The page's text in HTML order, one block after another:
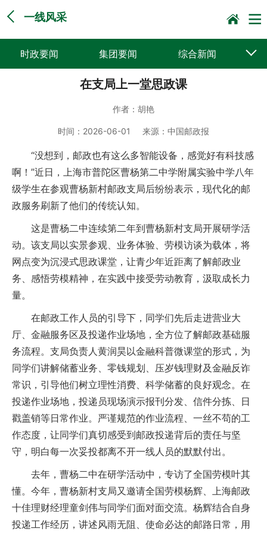
一线风采
时政要闻 集团要闻 综合新闻
党建动态 普遍服务
企业文化
在支局上一堂思政课
作者： 胡艳
时间： 2026-06-01 来源： 中国邮政报
“没想到，邮政也有这么多智能设备，感觉好有科技感
啊！”近日，上海市普陀区曹杨第二中学附属实验中学八年
级学生在参观曹杨新村邮政支局后纷纷表示，现代化的邮
政服务刷新了他们的传统认知。
这是曹杨二中连续第二年到曹杨新村支局开展研学活
动。该支局以实景参观、业务体验、劳模访谈为载体，将
网点变为沉浸式思政课堂，让青少年近距离了解邮政业
务、感悟劳模精神，在实践中接受劳动教育，汲取成长力
量。
在邮政工作人员的引导下，同学们先后走进营业大
厅、金融服务区及投递作业场地，全方位了解邮政基础服
务流程。支局负责人黄润昊以金融科普微课堂的形式，为
同学们讲解储蓄业务、零钱规划、压岁钱理财及金融反诈
常识，引导他们树立理性消费、科学储蓄的良好观念。在
投递作业场地，投递员现场演示报刊分发、信件分拣、日
戳盖销等日常作业。严谨规范的作业流程、一丝不苟的工
作态度，让同学们真切感受到邮政投递背后的责任与坚
守，明白每一次妥投都离不开一线人员的默默付出。
去年，曹杨二中在研学活动中，专访了全国劳模叶其
懂。今年，曹杨新村支局又邀请全国劳模杨辉、上海邮政
十佳理财经理童剑伟与同学们面对面交流。杨辉结合自身
投递工作经历，讲述风雨无阻、使命必达的邮路日常，用